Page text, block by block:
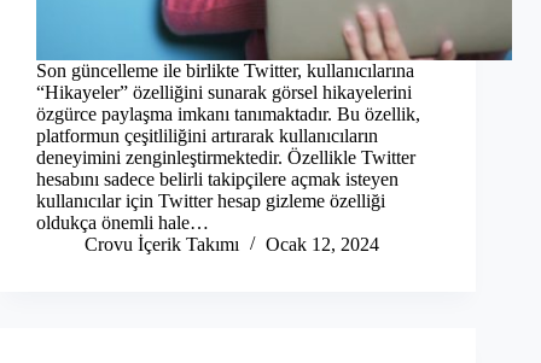
Son güncelleme ile birlikte Twitter, kullanıcılarına
“Hikayeler” özelliğini sunarak görsel hikayelerini
özgürce paylaşma imkanı tanımaktadır. Bu özellik,
platformun çeşitliliğini artırarak kullanıcıların
deneyimini zenginleştirmektedir. Özellikle Twitter
hesabını sadece belirli takipçilere açmak isteyen
kullanıcılar için Twitter hesap gizleme özelliği
oldukça önemli hale…
Crovu İçerik Takımı
Ocak 12, 2024